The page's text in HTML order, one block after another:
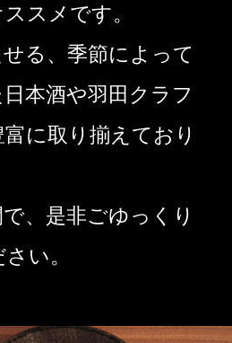
スメです。
る、季節によって
本酒や羽田クラフ
に取り揃えており
、是非ごゆっくり
い。